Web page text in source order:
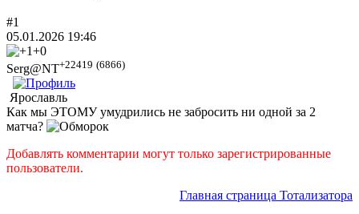
#1
05.01.2026 19:46
+0
Serg@NT+22419 (6866)
Ярославль
Как мы ЭТОМУ умудрились не забросить ни одной за 2
матча?
Добавлять комментарии могут только зарегистрированные
пользователи.
Главная страница Тотализатора